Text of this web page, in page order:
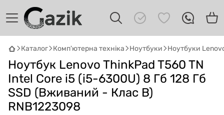
Каталог Комп'ютерна техніка Ноутбуки Ноутбуки
Ноутбук Lenovo ThinkPad T560 TN
Intel Core i5 (i5-6300U) 8 Гб 128 Гб
SSD (Вживаний - Клас B)
RNB1223098
GAZIK AI
Онлайн · пошук техніки
Привіт! 👋 Я Gazik AI — допоможу
підібрати вживану комп'ютерну техніку.